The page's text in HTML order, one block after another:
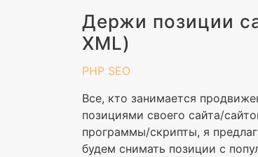
Держи позиции
XML)
PHP SEO
Все, кто занимается
позициями своего сайта/
программы/скрипты, я
будем снимать позиции с